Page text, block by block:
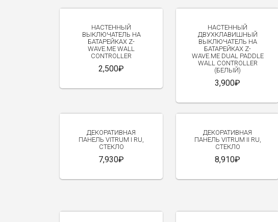
ВСЕ УСТРОЙСТВА
ДАТЧИКИ
ИМПОРТИРОВАННЫЕ
УПРАВЛЯЮЩИЕ МИКРО-МОДУЛИ
ЗАМКИ
УПРАВЛЕНИЕ ЖАЛЮЗИ И ВОРОТАМИ
НАСТЕННЫЙ
ВЫКЛЮЧАТЕЛЬ НА
БАТАРЕЙКАХ Z-
WAVE.ME WALL
CONTROLLER
2,500₽
НАСТЕННЫЙ
ДВУХКЛАВИШНЫЙ
ВЫКЛЮЧАТЕЛЬ НА
БАТАРЕЙКАХ Z-
WAVE.ME DUAL PADDLE
WALL CONTROLLER
(БЕЛЫЙ)
3,900₽
ДЕКОРАТИВНАЯ
ПАНЕЛЬ VITRUM I RU,
СТЕКЛО
7,930₽
ДЕКОРАТИВНАЯ
ПАНЕЛЬ VITRUM II RU,
СТЕКЛО
8,910₽